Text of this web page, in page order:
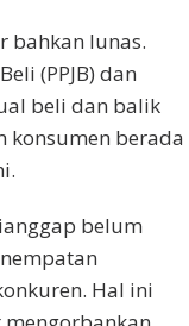
bahkan lunas.
(PPJB) dan
beli dan balik
konsumen berada
belum
Hal ini